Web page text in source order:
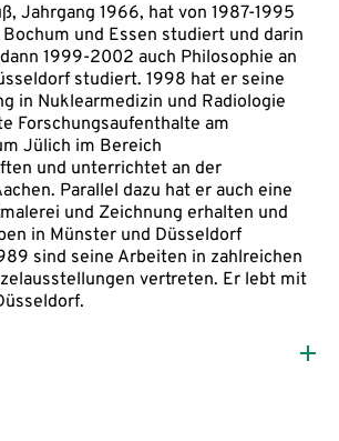
Jahrgang 1966, hat von 1987-1995
und Essen studiert und darin
1999-2002 auch Philosophie an
studiert. 1998 hat er seine
in Nuklearmedizin und Radiologie
Forschungsaufenthalte am
Jülich im Bereich
und unterrichtet an der
Parallel dazu hat er auch eine
und Zeichnung erhalten und
in Münster und Düsseldorf
sind seine Arbeiten in zahlreichen
vertreten. Er lebt mit